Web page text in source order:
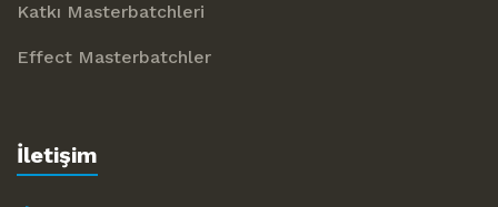
Katkı Masterbatchleri
Effect Masterbatchler
İletişim